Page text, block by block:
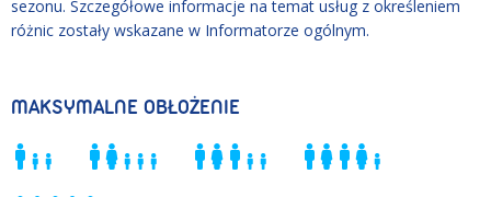
sezonu. Szczegółowe informacje na temat usług z określeniem
różnic zostały wskazane w Informatorze ogólnym.
MAKSYMALNE OBŁOŻENIE